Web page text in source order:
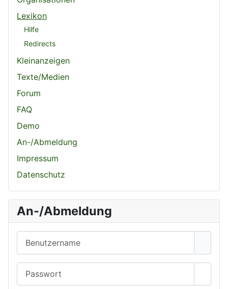
Lexikon
Hilfe
Redirects
Kleinanzeigen
Texte/Medien
Forum
FAQ
Demo
An-/Abmeldung
Impressum
Datenschutz
An-/Abmeldung